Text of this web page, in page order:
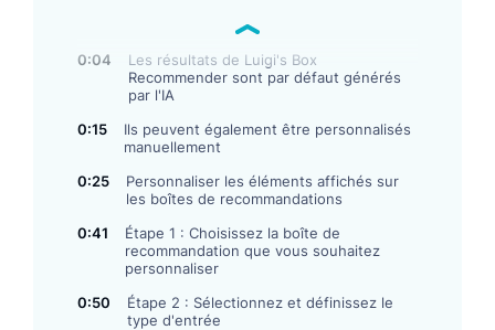
0:04
Les résultats de Luigi's Box
Recommender sont par défaut générés
par l'IA
0:15
Ils peuvent également être personnalisés
manuellement
0:25
Personnaliser les éléments affichés sur
les boîtes de recommandations
0:41
Étape 1 : Choisissez la boîte de
recommandation que vous souhaitez
personnaliser
0:50
Étape 2 : Sélectionnez et définissez le
type d'entrée